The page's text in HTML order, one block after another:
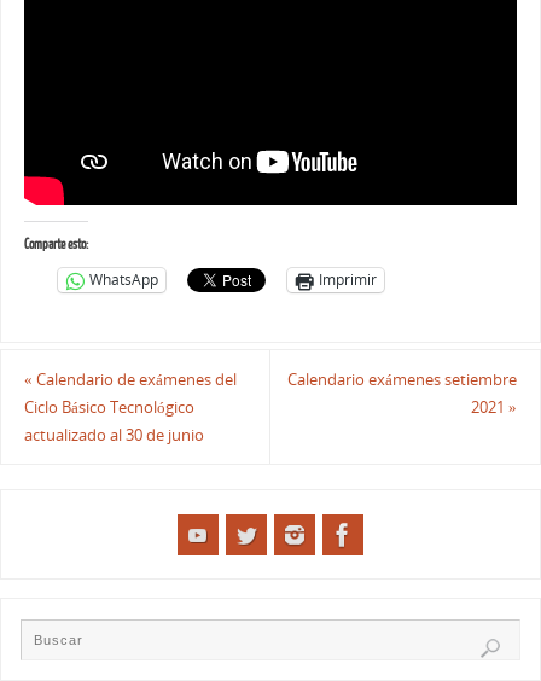
Comparte esto:
WhatsApp Imprimir
« Calendario de exámenes del
Ciclo Básico Tecnológico
actualizado al 30 de junio
Calendario exámenes setiembre
2021»